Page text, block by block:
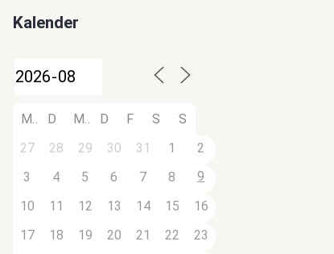
Kalender
M D M D F S
S
27
28 29 30 31 1
2
3
4 5 6 7 8
9
10
11 12 13 14 15
16
17
18 19 20 21 22 23